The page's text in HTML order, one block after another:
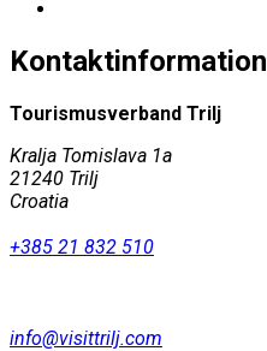
Kontaktinformation
Tourismusverband Trilj
Kralja Tomislava 1a
21240 Trilj
Croatia
+385 21 832 510
info@visittrilj.com